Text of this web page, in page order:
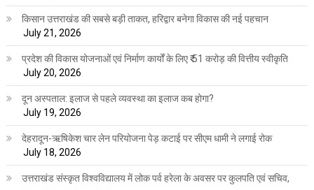
किसान उत्तराखंड की सबसे बड़ी ताकत, हरिद्वार बनेगा विकास की नई पहचान
July 21, 2026
प्रदेश की विकास योजनाओं एवं निर्माण कार्यों के लिए ₹ 51 करोड़ की वित्तीय स्वीकृति
July 20, 2026
दून अस्पताल: इलाज से पहले व्यवस्था का इलाज कब होगा?
July 19, 2026
देहरादून-ऋषिकेश चार लेन परियोजना पेड़ कटाई पर सीएम धामी ने लगाई रोक
July 18, 2026
उत्तराखंड संस्कृत विश्वविद्यालय में लोक पर्व हरेला के अवसर पर कुलपति एवं सचिव,